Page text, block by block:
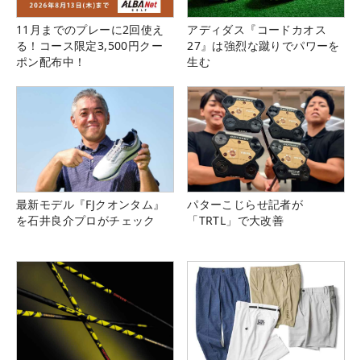
11月までのプレーに2回使え
る！コース限定3,500円クー
ポン配布中！
アディダス『コードカオス
27』は強烈な蹴りでパワーを
生む
最新モデル『FJクオンタム』
を石井良介プロがチェック
パターこじらせ記者が
「TRTL」で大改善